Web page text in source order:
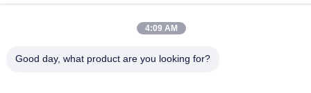
গোপনীয়তা নীতি|সাইটম্যাপ
4:09 AM
Good day, what product are you looking for?